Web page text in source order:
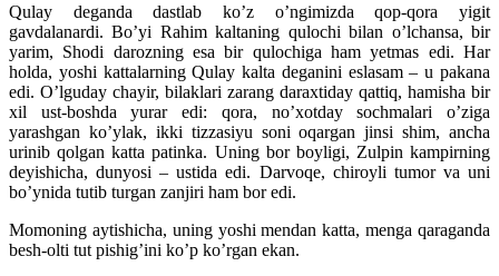
Qulay deganda dastlab ko’z o’ngimizda qop-qora yigit
gavdalanardi. Bo’yi Rahim kaltaning qulochi bilan o’lchansa, bir
yarim, Shodi darozning esa bir qulochiga ham yetmas edi. Har
holda, yoshi kattalarning Qulay kalta deganini eslasam – u pakana
edi. O’lguday chayir, bilaklari zarang daraxtiday qattiq, hamisha bir
xil ust-boshda yurar edi: qora, no’xotday sochmalari o’ziga
yarashgan ko’ylak, ikki tizzasiyu soni oqargan jinsi shim, ancha
urinib qolgan katta patinka. Uning bor boyligi, Zulpin kampirning
deyishicha, dunyosi – ustida edi. Darvoqe, chiroyli tumor va uni
bo’ynida tutib turgan zanjiri ham bor edi.
Momoning aytishicha, uning yoshi mendan katta, menga qaraganda
besh-olti tut pishig’ini ko’p ko’rgan ekan.